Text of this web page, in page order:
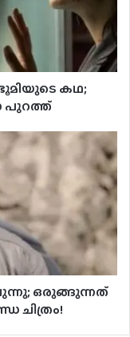
കഥ;
പുറത്ത്
ഒരുങ്ങുന്നത്
ചിത്രം!